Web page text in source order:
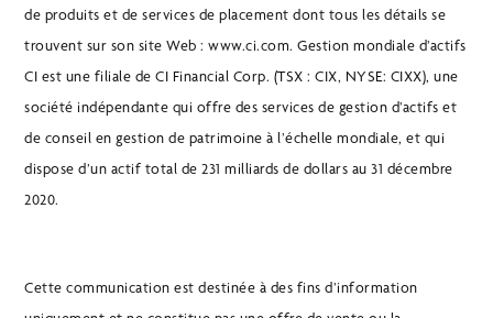
de produits et de services de placement dont tous les détails se
trouvent sur son site Web : www.ci.com. Gestion mondiale d’actifs
CI est une filiale de CI Financial Corp. (TSX : CIX, NYSE: CIXX), une
société indépendante qui offre des services de gestion d’actifs et
de conseil en gestion de patrimoine à l’échelle mondiale, et qui
dispose d’un actif total de 231 milliards de dollars au 31 décembre
2020.
Cette communication est destinée à des fins d’information